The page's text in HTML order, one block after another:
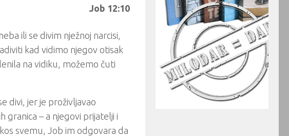
Job 12:10
ili se divim nježnoj narcisi,
kad vidimo njegov otisak
na vidiku, možemo čuti
divi, jer je proživljavao
granica – a njegovi prijatelji i
svemu, Job im odgovara da